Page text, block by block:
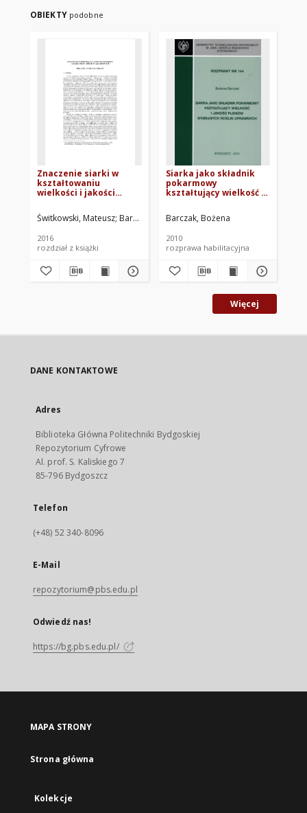
OBIEKTY podobne
Znaczenie siarki w
kształtowaniu
wielkości i jakości
strączkowych
Świtkowski, Mateusz Barczak, Bożena Górska, Aleksandra. Oprac.
2016
rozdział z książki
Siarka jako składnik
pokarmowy
kształtujący wielkość i
wybranych roślin
uprawnych
Barczak, Bożena
2010
rozprawa habilitacyjna
Więcej
DANE KONTAKTOWE
Adres
Biblioteka Główna Politechniki Bydgoskiej
Repozytorium Cyfrowe
Al. prof. S. Kaliskiego 7
85-796 Bydgoszcz
Telefon
(+48) 52 340-8096
E-Mail
repozytorium@pbs.edu.pl
Odwiedź nas!
https://bg.pbs.edu.pl/
MAPA STRONY
Strona główna
Kolekcje